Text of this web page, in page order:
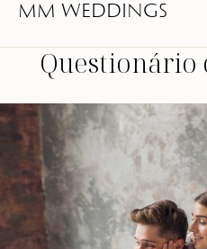
MM WEDDINGS
Questionário